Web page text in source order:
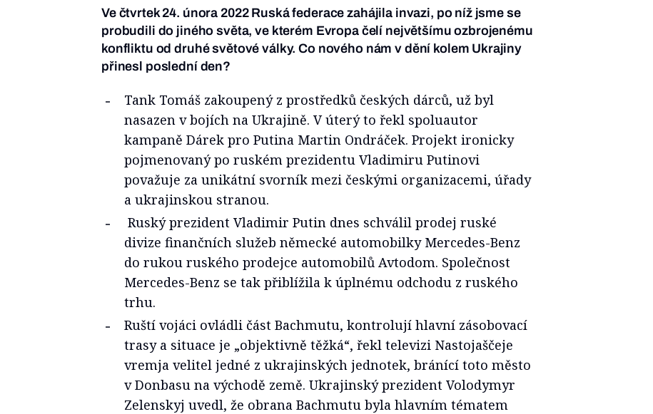
Ve čtvrtek 24. února 2022 Ruská federace zahájila invazi, po níž jsme se
probudili do jiného světa, ve kterém Evropa čelí největšímu ozbrojenému
konfliktu od druhé světové války. Co nového nám v dění kolem Ukrajiny
přinesl poslední den?
Tank Tomáš zakoupený z prostředků českých dárců, už byl
nasazen v bojích na Ukrajině. V úterý to řekl spoluautor
kampaně Dárek pro Putina Martin Ondráček. Projekt ironicky
pojmenovaný po ruském prezidentu Vladimiru Putinovi
považuje za unikátní svorník mezi českými organizacemi, úřady
a ukrajinskou stranou.
Ruský prezident Vladimir Putin dnes schválil prodej ruské
divize finančních služeb německé automobilky Mercedes-Benz
do rukou ruského prodejce automobilů Avtodom. Společnost
Mercedes-Benz se tak přiblížila k úplnému odchodu z ruského
trhu.
Ruští vojáci ovládli část Bachmutu, kontrolují hlavní zásobovací
trasy a situace je „objektivně těžká“, řekl televizi Nastojaščeje
vremja velitel jedné z ukrajinských jednotek, bránící toto město
v Donbasu na východě země. Ukrajinský prezident Volodymyr
Zelenskyj uvedl, že obrana Bachmutu byla hlavním tématem